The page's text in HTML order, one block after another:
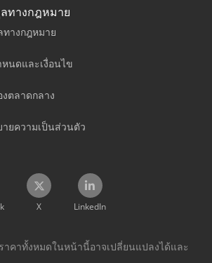
ทางกฎหมาย
างกฎหมาย
นดและเงื่อนไข
ตลาดกลาง
ยความเป็นส่วนตัว
X LinkedIn
คาทั้งหมดในหน้านี้อาจเปลี่ยนแปลงได้และ